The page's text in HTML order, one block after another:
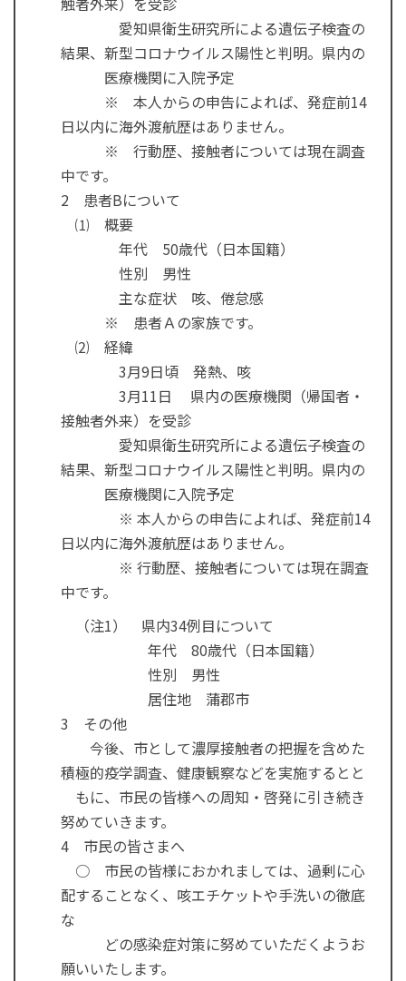
愛知県衛生研究所による遺伝子検査の
結果、新型コロナウイルス陽性と判明。県内の
医療機関に入院予定
※ 本人からの申告によれば、発症前14
日以内に海外渡航歴はありません。
※ 行動歴、接触者については現在調査
中です。
2 患者Bについて
⑴ 概要
年代 50歳代（日本国籍）
性別 男性
主な症状 咳、倦怠感
※ 患者Ａの家族です。
⑵ 経緯
3月9日頃 発熱、咳
3月11日 県内の医療機関（帰国者・
接触者外来）を受診
愛知県衛生研究所による遺伝子検査の
結果、新型コロナウイルス陽性と判明。県内の
医療機関に入院予定
※ 本人からの申告によれば、発症前14
日以内に海外渡航歴はありません。
※ 行動歴、接触者については現在調査
中です。
（注1） 県内34例目について
年代 80歳代（日本国籍）
性別 男性
居住地 蒲郡市
3 その他
今後、市として濃厚接触者の把握を含めた
積極的疫学調査、健康観察などを実施するとと
もに、市民の皆様への周知・啓発に引き続き
努めていきます。
4 市民の皆さまへ
○ 市民の皆様におかれましては、過剰に心
配することなく、咳エチケットや手洗いの徹底
な
どの感染症対策に努めていただくようお
願いいたします。